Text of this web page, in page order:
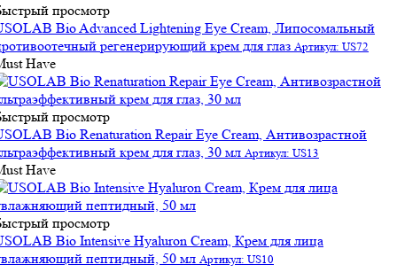
просмотр
Bio Advanced Lightening Eye Cream, Липосомальный
регенерирующий крем для глаз Артикул: US72
Have
просмотр
Bio Renaturation Repair Eye Cream, Антивозрастной
крем для глаз, 30 мл Артикул: US13
Have
просмотр
Bio Intensive Hyaluron Cream, Крем для лица
пептидный, 50 мл Артикул: US10